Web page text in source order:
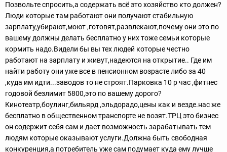
Позвольте спросить,а содержать всё это хозяйство кто должен?
Люди которые там работают они получают стабильную
зарплату,убирают,моют ,готовят,развлекают,почему они это по
вашему должны делать бесплатно у них тоже семьи которые
кормить надо.Видели бы вы тех людей которые честно
работают на зарплату и живут,надеются на открытие.. Где им
найти работу они уже все в пенсионном возрасте либо за 40
,куда им идти...заводов то не строят.Парковка 10 р час ,фитнес
годовой безлимит 5800,это по вашему дорого?
Кинотеатр,боулинг,бильярд ,эльдорадо,цены как и везде.нас же
бесплатно в общественном транспорте не возят.ТРЦ это бизнес
он содержит себя сам и дает возможность зарабатывать тем
людям которые оказывают услуги.Должна быть свободная
конкуренция,а потребитель уже сам подумает куда ему лучше